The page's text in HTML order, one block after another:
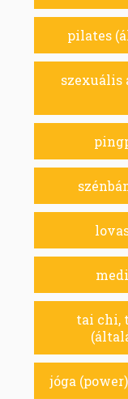
pilates
szexuális
tai chi,
jóga